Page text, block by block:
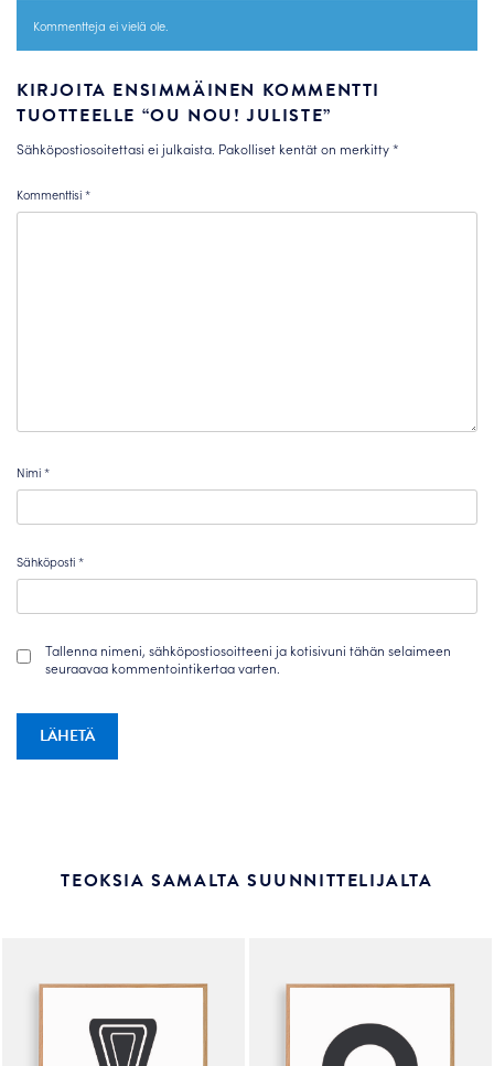
Kommentteja ei vielä ole.
KIRJOITA ENSIMMÄINEN KOMMENTTI
TUOTTEELLE “OU NOU! JULISTE”
Sähköpostiosoitettasi ei julkaista. Pakolliset kentät on merkitty*
Kommenttisi*
Nimi*
Sähköposti*
Tallenna nimeni, sähköpostiosoitteeni ja kotisivuni tähän selaimeen
seuraavaa kommentointikertaa varten.
TEOKSIA SAMALTA SUUNNITTELIJALTA